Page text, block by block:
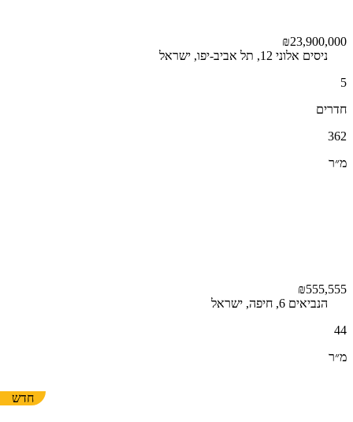
₪23,900,000
ניסים אלוני 12, תל אביב-יפו, ישראל
5
חדרים
362
מ״ר
₪555,555
הנביאים 6, חיפה, ישראל
44
מ״ר
חדש